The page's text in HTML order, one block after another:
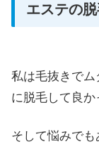
エステの
私は毛抜きで
に脱毛して良か
そして悩みで